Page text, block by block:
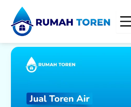
content